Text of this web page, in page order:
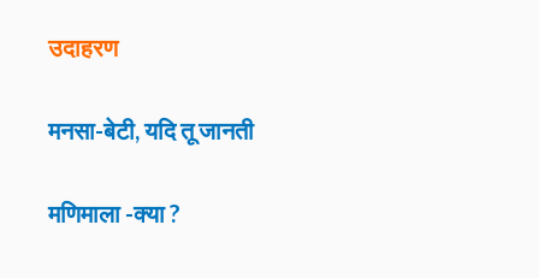
उदाहरण
मनसा-बेटी, यदि तू जानती
मणिमाला -क्या ?